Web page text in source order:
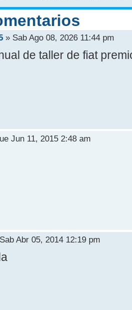
» Sab Ago 08, 2026 11:44 pm
de taller de fiat
Jun 11, 2015 2:48 am
Abr 05, 2014 12:19 pm